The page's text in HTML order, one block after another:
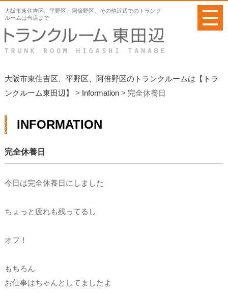
大阪市東住吉区、平野区、阿倍野区、その他近辺でのトランク
ルームは当店まで
大阪市東住吉区、平野区、阿倍野区のトランクルームは【トラ
ンクルーム東田辺】
> Information> 完全休養日
メ
ニ
ュ
ー
INFORMATION
完全休養日
今日は完全休養日にしました
ちょっと疲れも残ってるし
オフ！
もちろん
お仕事はちゃんとしてましたよ